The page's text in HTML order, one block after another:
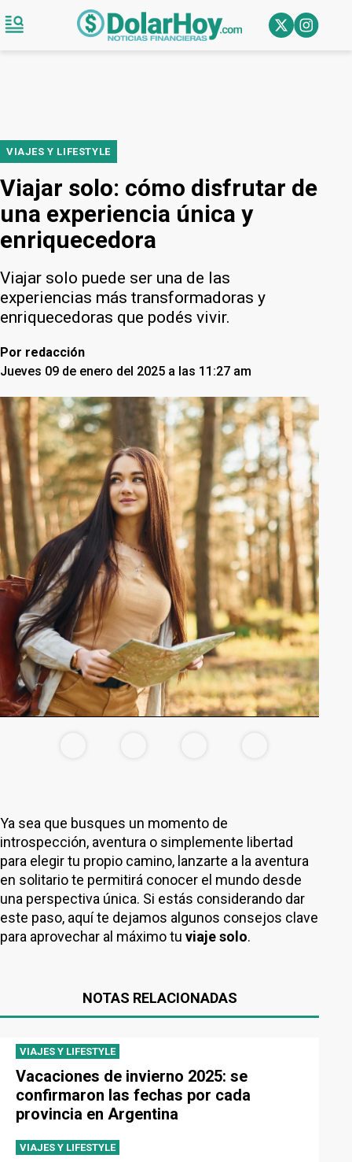
VIAJES Y LIFESTYLE
Viajar solo: cómo disfrutar de
una experiencia única y
enriquecedora
Viajar solo puede ser una de las
experiencias más transformadoras y
enriquecedoras que podés vivir.
Por redacción
Jueves 09 de enero del 2025 a las 11:27 am
Ya sea que busques un momento de
introspección, aventura o simplemente libertad
para elegir tu propio camino, lanzarte a la aventura
en solitario te permitirá conocer el mundo desde
una perspectiva única. Si estás considerando dar
este paso, aquí te dejamos algunos consejos clave
para aprovechar al máximo tu viaje solo.
NOTAS RELACIONADAS
VIAJES Y LIFESTYLE
Vacaciones de invierno 2025: se
confirmaron las fechas por cada
provincia en Argentina
VIAJES Y LIFESTYLE